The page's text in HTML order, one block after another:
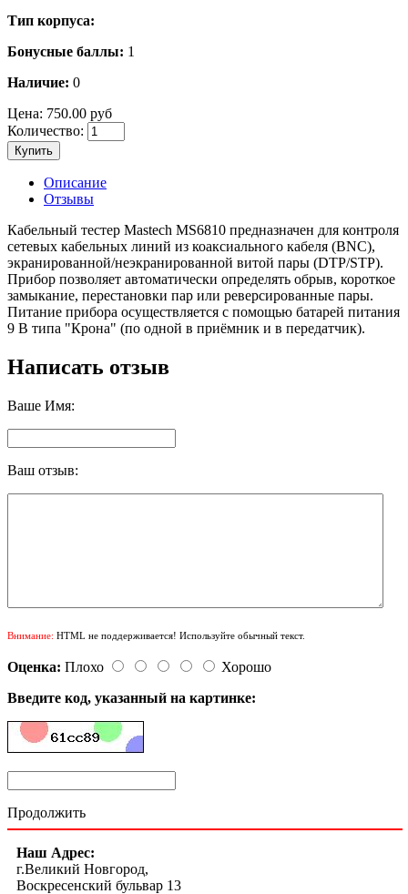
Тип корпуса:
Бонусные баллы: 1
Наличие: 0
Цена: 750.00 руб
Количество:
Купить
Описание
Отзывы
Кабельный тестер Mastech MS6810 предназначен для контроля
сетевых кабельных линий из коаксиального кабеля (BNC),
экранированной/неэкранированной витой пары (DTP/STP).
Прибор позволяет автоматически определять обрыв, короткое
замыкание, перестановки пар или реверсированные пары.
Питание прибора осуществляется с помощью батарей питания
9 В типа "Крона" (по одной в приёмник и в передатчик).
Написать отзыв
Ваше Имя:
Ваш отзыв:
Внимание: HTML не поддерживается! Используйте обычный текст.
Оценка: Плохо
Хорошо
Введите код, указанный на картинке:
Продолжить
Наш Адрес:
г.Великий Новгород,
Воскресенский бульвар 13